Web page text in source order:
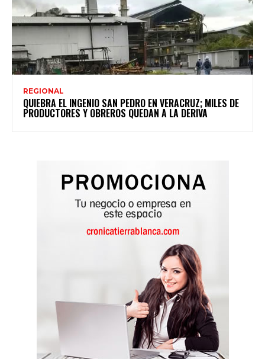
REGIONAL
QUIEBRA EL INGENIO SAN PEDRO EN VERACRUZ; MILES DE
PRODUCTORES Y OBREROS QUEDAN A LA DERIVA